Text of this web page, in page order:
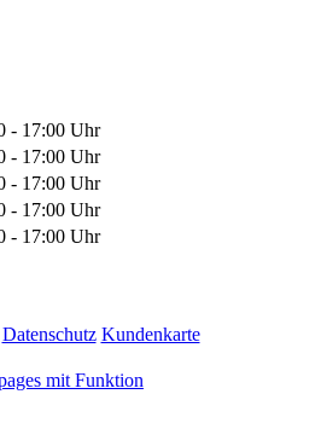
- 17:00 Uhr
- 17:00 Uhr
- 17:00 Uhr
- 17:00 Uhr
- 17:00 Uhr
Datenschutz Kundenkarte
mit Funktion